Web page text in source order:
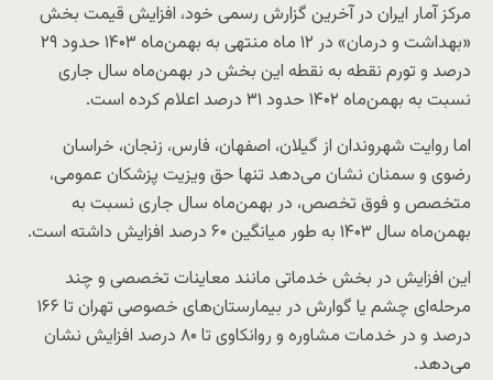
مرکز آمار ایران در آخرین گزارش رسمی خود، افزایش قیمت بخش
«بهداشت و درمان» در ۱۲ ماه منتهی به بهمن‌ماه ۱۴۰۳ حدود ۲۹
درصد و تورم نقطه به نقطه این بخش در بهمن‌ماه سال جاری
نسبت به بهمن‌ماه ۱۴۰۲ حدود ۳۱ درصد اعلام کرده است.
اما روایت شهروندان از گیلان، اصفهان، فارس، زنجان، خراسان
رضوی و سمنان نشان می‌دهد تنها حق ویزیت پزشکان عمومی،
متخصص و فوق تخصص، در بهمن‌ماه سال جاری نسبت به
بهمن‌ماه سال ۱۴۰۳ به طور میانگین ۶۰ درصد افزایش داشته است.
این افزایش در بخش خدماتی مانند معاینات تخصصی و چند
مرحله‌ای چشم یا گوارش در بیمارستان‌های خصوصی تهران تا ۱۶۶
درصد و در خدمات مشاوره و روانکاوی تا ۸۰ درصد افزایش نشان
می‌دهد.